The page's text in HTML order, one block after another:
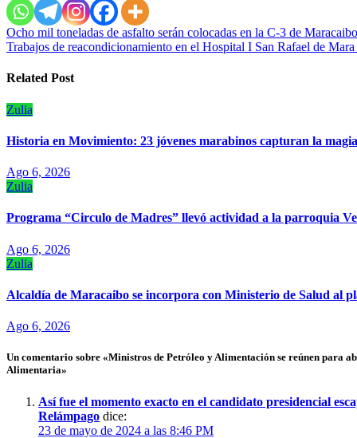
Navegación
de
entradas
Ocho mil toneladas de asfalto serán colocadas en la C-3 de
Trabajos de reacondicionamiento en el Hospital I San Rafael de
Related Post
Zulia
Historia en Movimiento: 23 jóvenes marabinos capturan la
Ago 6, 2026
Zulia
Programa “Circulo de Madres” llevó actividad a la parroquia
Ago 6, 2026
Zulia
Alcaldía de Maracaibo se incorpora con Ministerio de Salud al
Ago 6, 2026
Un comentario sobre «Ministros de Petróleo y Alimentación se reúnen para
Alimentaria»
Así fue el momento exacto en el candidato presidencial
Relámpago dice:
23 de mayo de 2024 a las 8:46 PM